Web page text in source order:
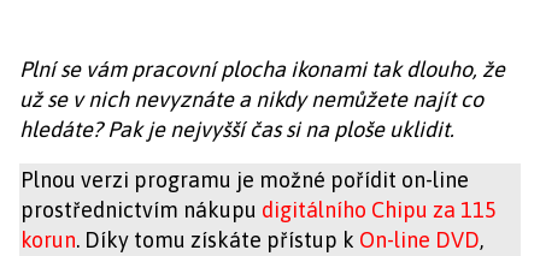
Plní se vám pracovní plocha ikonami tak dlouho, že
už se v nich nevyznáte a nikdy nemůžete najít co
hledáte? Pak je nejvyšší čas si na ploše uklidit.
Plnou verzi programu je možné pořídit on-line
prostřednictvím nákupu digitálního Chipu za 115
korun. Díky tomu získáte přístup k On-line DVD,